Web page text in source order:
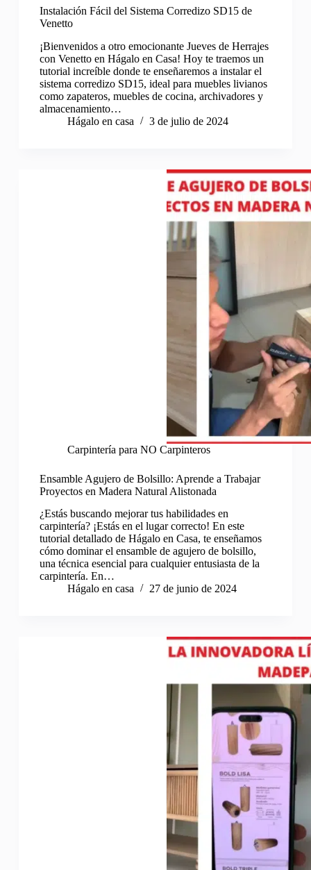
Instalación Fácil del Sistema Corredizo SD15 de
Venetto
¡Bienvenidos a otro emocionante Jueves de Herrajes
con Venetto en Hágalo en Casa! Hoy te traemos un
tutorial increíble donde te enseñaremos a instalar el
sistema corredizo SD15, ideal para muebles livianos
como zapateros, muebles de cocina, archivadores y
almacenamiento…
Hágalo en casa
3 de julio de 2024
Carpintería para NO Carpinteros
Ensamble Agujero de Bolsillo: Aprende a Trabajar
Proyectos en Madera Natural Alistonada
¿Estás buscando mejorar tus habilidades en
carpintería? ¡Estás en el lugar correcto! En este
tutorial detallado de Hágalo en Casa, te enseñamos
cómo dominar el ensamble de agujero de bolsillo,
una técnica esencial para cualquier entusiasta de la
carpintería. En…
Hágalo en casa
27 de junio de 2024